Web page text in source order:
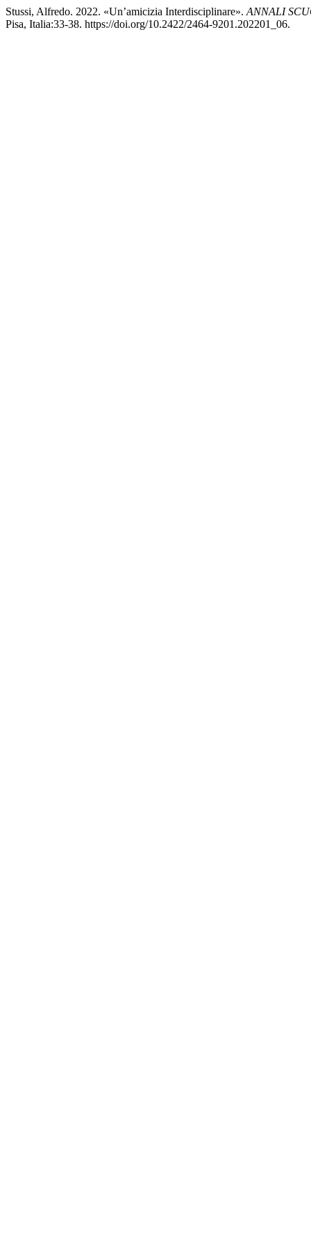
Stussi, Alfredo. 2022. «Un’amicizia Interdisciplinare». ANNALI
Pisa, Italia:33-38. https://doi.org/10.2422/2464-9201.202201_06.